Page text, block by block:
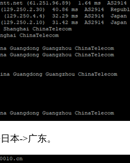
本->广东。